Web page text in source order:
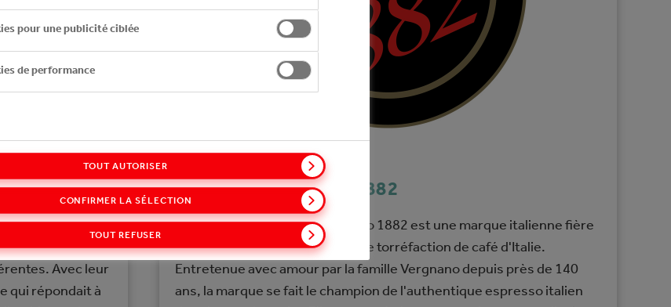
frères italiens,
à tous,
Avec leur
qui répondait à
CAFFÈ VERGNANO 1882
Fondée en 1882, Caffè Vergnano 1882 est une marque italienne fière
et la plus ancienne entreprise de torréfaction de café d'Italie.
Entretenue avec amour par la famille Vergnano depuis près de 140
ans, la marque se fait le champion de l'authentique espresso italien
pour une publicité ciblée
de performance
TOUT REFUSER
CONFIRMER LA SÉLECTION
TOUT AUTORISER